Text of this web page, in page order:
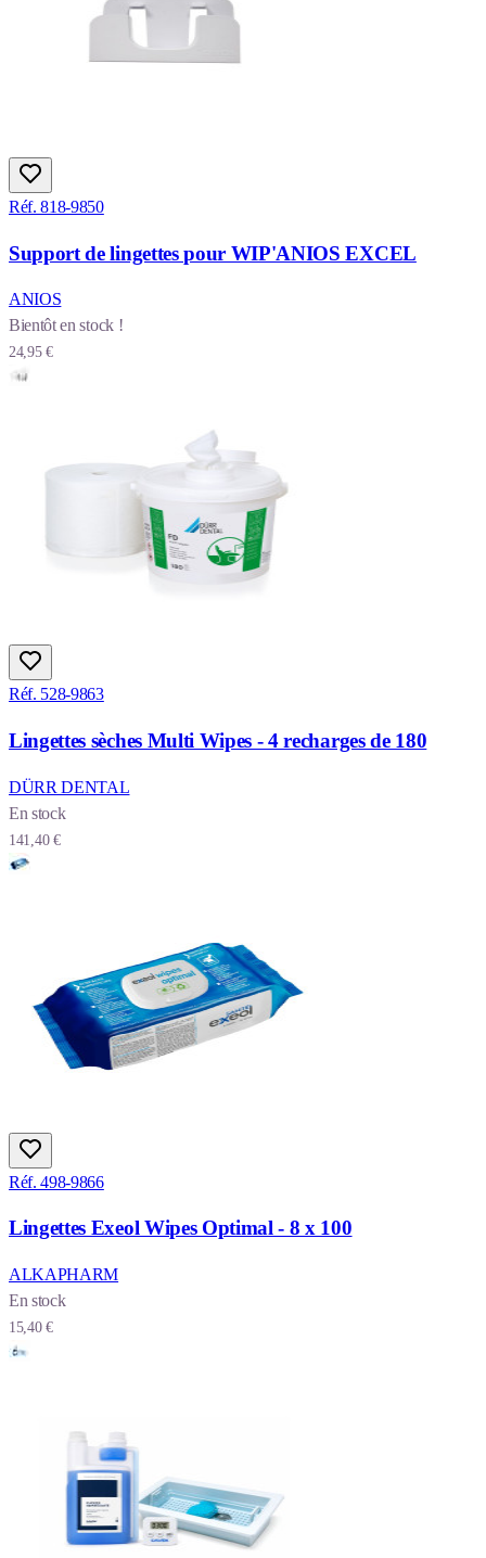
Réf. 818-9850
Support de lingettes pour WIP'ANIOS EXCEL
ANIOS
Bientôt en stock !
24,95 €
Réf. 528-9863
Lingettes sèches Multi Wipes - 4 recharges de 180
DÜRR DENTAL
En stock
141,40 €
Réf. 498-9866
Lingettes Exeol Wipes Optimal - 8 x 100
ALKAPHARM
En stock
15,40 €